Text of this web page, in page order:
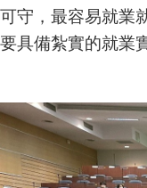
可守，最容易就業
要具備紮實的就業